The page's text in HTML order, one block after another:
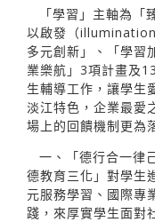
「學習」主軸為
以啟發（illumination
多元創新」、「學習
業樂航」3項計畫及
生輔導工作，讓學生
淡江特色，企業最愛
場上的回饋機制更為
一、「德行合一律
德教育三化」對學生
元服務學習、國際專
踐，來厚實學生面對